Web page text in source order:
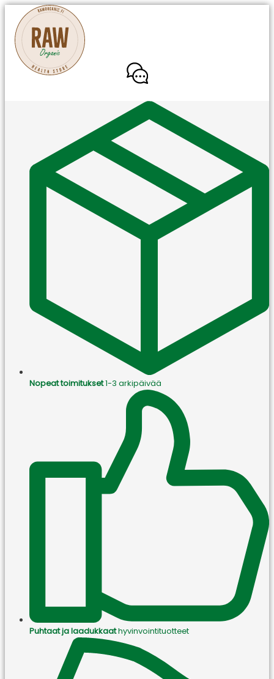
Mene
sisältöön
Nopeat toimitukset1-3 arkipäivää
Puhtaat ja laadukkaathyvinvointituotteet